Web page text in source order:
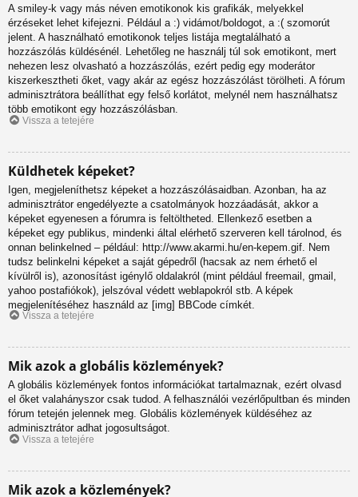
A smiley-k vagy más néven emotikonok kis grafikák, melyekkel
érzéseket lehet kifejezni. Például a :) vidámot/boldogot, a :( szomorút
jelent. A használható emotikonok teljes listája megtalálható a
hozzászólás küldésénél. Lehetőleg ne használj túl sok emotikont, mert
nehezen lesz olvasható a hozzászólás, ezért pedig egy moderátor
kiszerkesztheti őket, vagy akár az egész hozzászólást törölheti. A fórum
adminisztrátora beállíthat egy felső korlátot, melynél nem használhatsz
több emotikont egy hozzászólásban.
Vissza a tetejére
Küldhetek képeket?
Igen, megjeleníthetsz képeket a hozzászólásaidban. Azonban, ha az
adminisztrátor engedélyezte a csatolmányok hozzáadását, akkor a
képeket egyenesen a fórumra is feltöltheted. Ellenkező esetben a
képeket egy publikus, mindenki által elérhető szerveren kell tárolnod, és
onnan belinkelned – például: http://www.akarmi.hu/en-kepem.gif. Nem
tudsz belinkelni képeket a saját gépedről (hacsak az nem érhető el
kívülről is), azonosítást igénylő oldalakról (mint például freemail, gmail,
yahoo postafiókok), jelszóval védett weblapokról stb. A képek
megjelenítéséhez használd az [img] BBCode címkét.
Vissza a tetejére
Mik azok a globális közlemények?
A globális közlemények fontos információkat tartalmaznak, ezért olvasd
el őket valahányszor csak tudod. A felhasználói vezérlőpultban és minden
fórum tetején jelennek meg. Globális közlemények küldéséhez az
adminisztrátor adhat jogosultságot.
Vissza a tetejére
Mik azok a közlemények?